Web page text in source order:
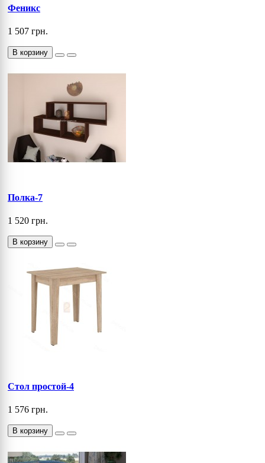
Феникс
1 507 грн.
В корзину
Полка-7
1 520 грн.
В корзину
Стол простой-4
1 576 грн.
В корзину